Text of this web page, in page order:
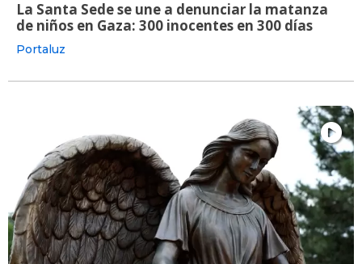
La Santa Sede se une a denunciar la matanza
de niños en Gaza: 300 inocentes en 300 días
Portaluz